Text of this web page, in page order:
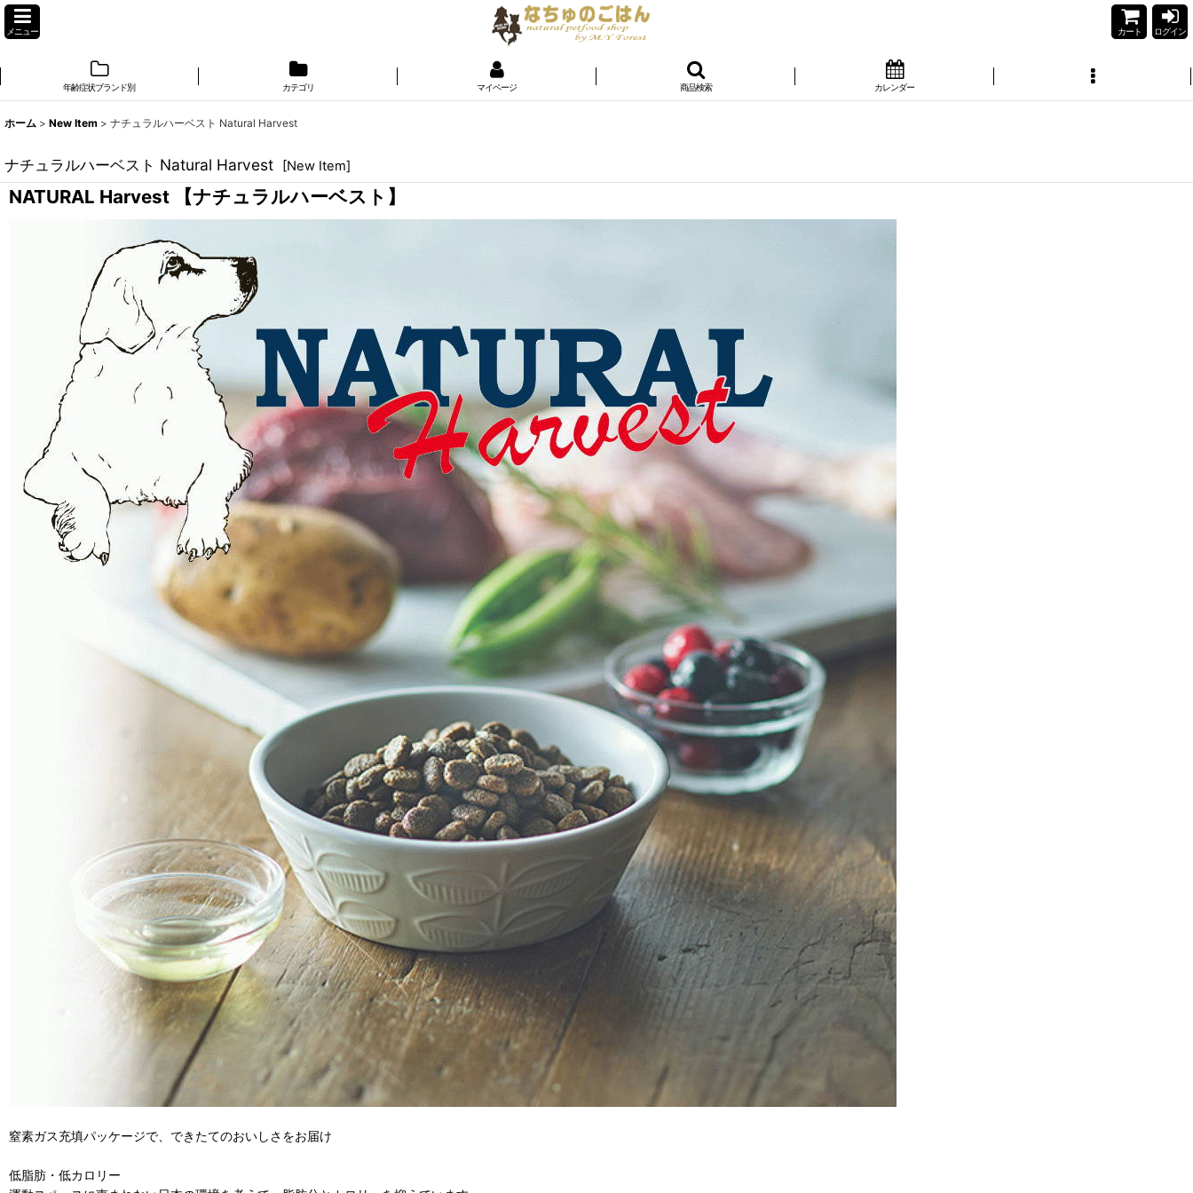
メニュー カート ログイン
年齢症状ブランド別 カテゴリ マイページ 商品検索 カレンダー
ホーム > New Item > ナチュラルハーベスト Natural Harvest
ナチュラルハーベスト Natural Harvest [New Item]
NATURAL Harvest 【ナチュラルハーベスト】
窒素ガス充填パッケージで、できたてのおいしさをお届け
低脂肪・低カロリー